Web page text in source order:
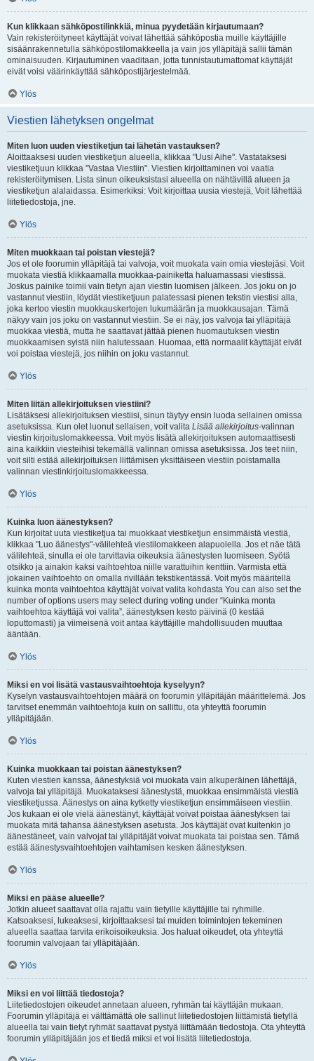
Kun klikkaan sähköpostilinkkiä, minua pyydetään kirjautumaan?
Vain rekisteröityneet käyttäjät voivat lähettää sähköpostia muille käyttäjille
sisäänrakennetulla sähköpostilomakkeella ja vain jos ylläpitäjä sallii tämän
ominaisuuden. Kirjautuminen vaaditaan, jotta tunnistautumattomat käyttäjät
eivät voisi väärinkäyttää sähköpostijärjestelmää.
Ylös
Viestien lähetyksen ongelmat
Miten luon uuden viestiketjun tai lähetän vastauksen?
Aloittaaksesi uuden viestiketjun alueella, klikkaa "Uusi Aihe". Vastataksesi
viestiketjuun klikkaa "Vastaa Viestiin". Viestien kirjoittaminen voi vaatia
rekisteröitymisen. Lista sinun oikeuksistasi alueella on nähtävillä alueen ja
viestiketjun alalaidassa. Esimerkiksi: Voit kirjoittaa uusia viestejä, Voit lähettää
liitetiedostoja, jne.
Ylös
Miten muokkaan tai poistan viestejä?
Jos et ole foorumin ylläpitäjä tai valvoja, voit muokata vain omia viestejäsi. Voit
muokata viestiä klikkaamalla muokkaa-painiketta haluamassasi viestissä.
Joskus painike toimii vain tietyn ajan viestin luomisen jälkeen. Jos joku on jo
vastannut viestiin, löydät viestiketjuun palatessasi pienen tekstin viestisi alla,
joka kertoo viestin muokkauskertojen lukumäärän ja muokkausajan. Tämä
näkyy vain jos joku on vastannut viestiin. Se ei näy, jos valvoja tai ylläpitäjä
muokkaa viestiä, mutta he saattavat jättää pienen huomautuksen viestin
muokkaamisen syistä niin halutessaan. Huomaa, että normaalit käyttäjät eivät
voi poistaa viestejä, jos niihin on joku vastannut.
Ylös
Miten liitän allekirjoituksen viestiini?
Lisätäksesi allekirjoituksen viestiisi, sinun täytyy ensin luoda sellainen omissa
asetuksissa. Kun olet luonut sellaisen, voit valita Lisää allekirjoitus-valinnan
viestin kirjoituslomakkeessa. Voit myös lisätä allekirjoituksen automaattisesti
aina kaikkiin viesteihisi tekemällä valinnan omissa asetuksissa. Jos teet niin,
voit silti estää allekirjoituksen liittämisen yksittäiseen viestiin poistamalla
valinnan viestinkirjoituslomakkeessa.
Ylös
Kuinka luon äänestyksen?
Kun kirjoitat uuta viestiketjua tai muokkaat viestiketjun ensimmäistä viestiä,
klikkaa "Luo äänestys"-välilehteä viestilomakkeen alapuolella. Jos et näe tätä
välilehteä, sinulla ei ole tarvittavia oikeuksia äänestysten luomiseen. Syötä
otsikko ja ainakin kaksi vaihtoehtoa niille varattuihin kenttiin. Varmista että
jokainen vaihtoehto on omalla rivillään tekstikentässä. Voit myös määritellä
kuinka monta vaihtoehtoa käyttäjät voivat valita kohdasta You can also set the
number of options users may select during voting under “Kuinka monta
vaihtoehtoa käyttäjä voi valita”, äänestyksen kesto päivinä (0 kestää
loputtomasti) ja viimeisenä voit antaa käyttäjille mahdollisuuden muuttaa
ääntään.
Ylös
Miksi en voi lisätä vastausvaihtoehtoja kyselyyn?
Kyselyn vastausvaihtoehtojen määrä on foorumin ylläpitäjän määrittelemä. Jos
tarvitset enemmän vaihtoehtoja kuin on sallittu, ota yhteyttä foorumin
ylläpitäjään.
Ylös
Kuinka muokkaan tai poistan äänestyksen?
Kuten viestien kanssa, äänestyksiä voi muokata vain alkuperäinen lähettäjä,
valvoja tai ylläpitäjä. Muokataksesi äänestystä, muokkaa ensimmäistä viestiä
viestiketjussa. Äänestys on aina kytketty viestiketjun ensimmäiseen viestiin.
Jos kukaan ei ole vielä äänestänyt, käyttäjät voivat poistaa äänestyksen tai
muokata mitä tahansa äänestyksen asetusta. Jos käyttäjät ovat kuitenkin jo
äänestäneet, vain valvojat tai ylläpitäjät voivat muokata tai poistaa sen. Tämä
estää äänestysvaihtoehtojen vaihtamisen kesken äänestyksen.
Ylös
Miksi en pääse alueelle?
Jotkin alueet saattavat olla rajattu vain tietyille käyttäjille tai ryhmille.
Katsoaksesi, lukeaksesi, kirjoittaaksesi tai muiden toimintojen tekeminen
alueella saattaa tarvita erikoisoikeuksia. Jos haluat oikeudet, ota yhteyttä
foorumin valvojaan tai ylläpitäjään.
Ylös
Miksi en voi liittää tiedostoja?
Liitetiedostojen oikeudet annetaan alueen, ryhmän tai käyttäjän mukaan.
Foorumin ylläpitäjä ei välttämättä ole sallinut liitetiedostojen liittämistä tietyllä
alueella tai vain tietyt ryhmät saattavat pystyä liittämään tiedostoja. Ota yhteyttä
foorumin ylläpitäjään jos et tiedä miksi et voi lisätä liitetiedostoja.